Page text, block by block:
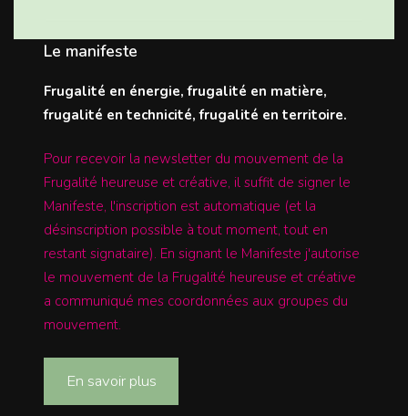
Le manifeste
Frugalité en énergie, frugalité en matière,
frugalité en technicité, frugalité en territoire.
Pour recevoir la newsletter du mouvement de la
Frugalité heureuse et créative, il suffit de signer le
Manifeste, l'inscription est automatique (et la
désinscription possible à tout moment, tout en
restant signataire). En signant le Manifeste j'autorise
le mouvement de la Frugalité heureuse et créative
a communiqué mes coordonnées aux groupes du
mouvement.
En savoir plus